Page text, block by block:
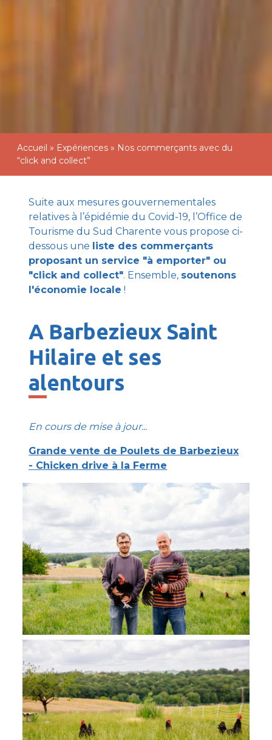
Accueil » Expériences » Nos commerçants avec du
“click and collect”
Suite aux mesures gouvernementales
relatives à l’épidémie du Covid-19, l’Office de
Tourisme du Sud Charente vous propose ci-
dessous une liste des commerçants
proposant un service "à emporter" ou
"click and collect". Ensemble, soutenons
l'économie locale !
A Barbezieux Saint
Hilaire et ses
alentours
En cours de mise à jour...
Grande vente de Poulets de Barbezieux
- Chicken drive à la Ferme